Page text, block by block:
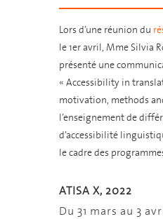
Lors d’une réunion du
le 1er avril, Mme Silvia
présenté une
« Accessibility in
motivation, methods
l’enseignement de
d’accessibilité
le cadre des
ATISA X, 2022
Du 31 mars au 3